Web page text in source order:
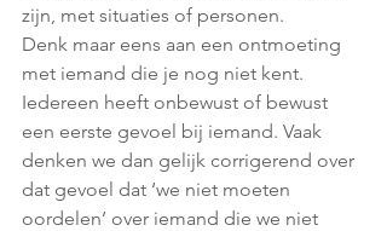
zijn, met situaties of personen.
Denk maar eens aan een ontmoeting
met iemand die je nog niet kent.
Iedereen heeft onbewust of bewust
een eerste gevoel bij iemand. Vaak
denken we dan gelijk corrigerend over
dat gevoel dat ‘we niet moeten
oordelen’ over iemand die we niet